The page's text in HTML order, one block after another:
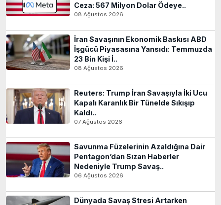
Ceza: 567 Milyon Dolar Ödeye..
08 Ağustos 2026
İran Savaşının Ekonomik Baskısı ABD
İşgücü Piyasasına Yansıdı: Temmuzda
23 Bin Kişi İ..
08 Ağustos 2026
Reuters: Trump İran Savaşıyla İki Ucu
Kapalı Karanlık Bir Tünelde Sıkışıp
Kaldı..
07 Ağustos 2026
Savunma Füzelerinin Azaldığına Dair
Pentagon’dan Sızan Haberler
Nedeniyle Trump Savaş..
06 Ağustos 2026
Dünyada Savaş Stresi Artarken